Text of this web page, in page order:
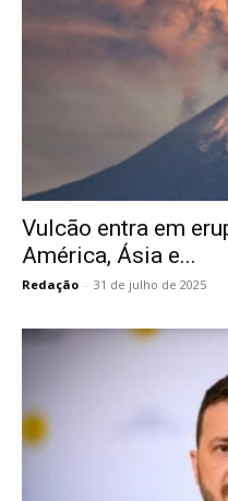
Vulcão entra em
América, Ásia e...
Redação - 31 de julho de 2025